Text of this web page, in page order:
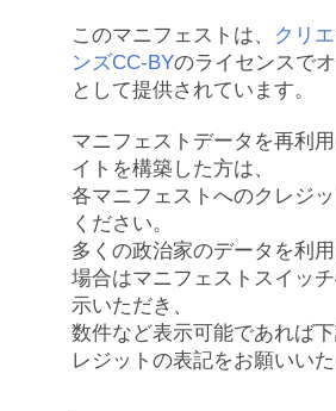
このマニフェストは、
クリ
ンズCC-BYのライセンスで
として提供されています。
マニフェストデータを再利
イトを構築した方は、
各マニフェストへのクレジ
ください。
多くの政治家のデータを利
場合はマニフェストスイッ
示いただき、
数件など表示可能であれば
レジットの表記をお願いいた